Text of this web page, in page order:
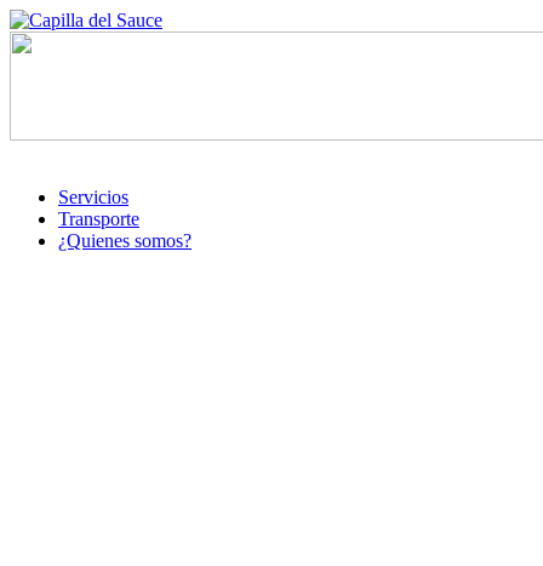
Servicios
Transporte
¿Quienes somos?